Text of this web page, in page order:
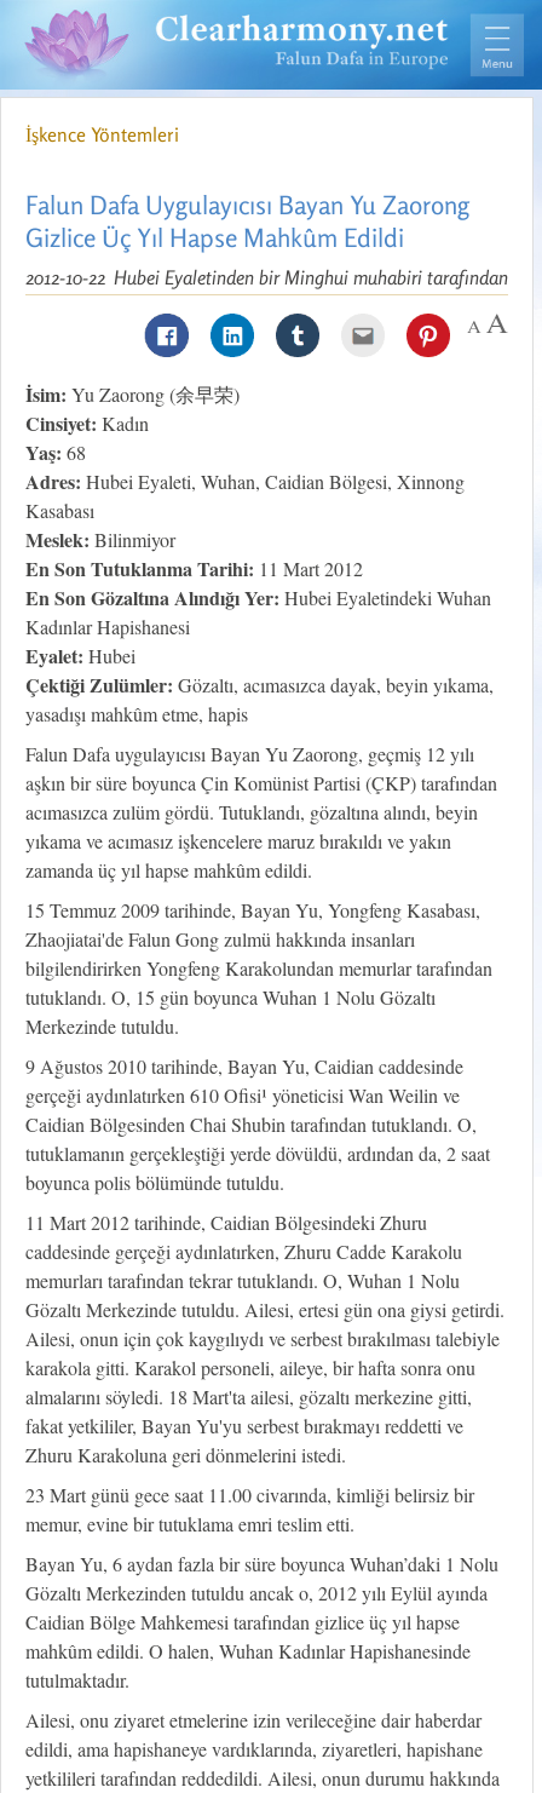
İşkence Yöntemleri
Falun Dafa Uygulayıcısı Bayan Yu Zaorong
Gizlice Üç Yıl Hapse Mahkûm Edildi
Hubei Eyaletinden bir Minghui muhabiri tarafından
2012-10-22
İsim: Yu Zaorong (余早荣)
Cinsiyet: Kadın
Yaş: 68
Adres: Hubei Eyaleti, Wuhan, Caidian Bölgesi, Xinnong
Kasabası
Meslek: Bilinmiyor
En Son Tutuklanma Tarihi: 11 Mart 2012
En Son Gözaltına Alındığı Yer: Hubei Eyaletindeki Wuhan
Kadınlar Hapishanesi
Eyalet: Hubei
Çektiği Zulümler: Gözaltı, acımasızca dayak, beyin yıkama,
yasadışı mahkûm etme, hapis
Falun Dafa uygulayıcısı Bayan Yu Zaorong, geçmiş 12 yılı
aşkın bir süre boyunca Çin Komünist Partisi (ÇKP) tarafından
acımasızca zulüm gördü. Tutuklandı, gözaltına alındı, beyin
yıkama ve acımasız işkencelere maruz bırakıldı ve yakın
zamanda üç yıl hapse mahkûm edildi.
15 Temmuz 2009 tarihinde, Bayan Yu, Yongfeng Kasabası,
Zhaojiatai'de Falun Gong zulmü hakkında insanları
bilgilendirirken Yongfeng Karakolundan memurlar tarafından
tutuklandı. O, 15 gün boyunca Wuhan 1 Nolu Gözaltı
Merkezinde tutuldu.
9 Ağustos 2010 tarihinde, Bayan Yu, Caidian caddesinde
gerçeği aydınlatırken 610 Ofisi¹ yöneticisi Wan Weilin ve
Caidian Bölgesinden Chai Shubin tarafından tutuklandı. O,
tutuklamanın gerçekleştiği yerde dövüldü, ardından da, 2 saat
boyunca polis bölümünde tutuldu.
11 Mart 2012 tarihinde, Caidian Bölgesindeki Zhuru
caddesinde gerçeği aydınlatırken, Zhuru Cadde Karakolu
memurları tarafından tekrar tutuklandı. O, Wuhan 1 Nolu
Gözaltı Merkezinde tutuldu. Ailesi, ertesi gün ona giysi getirdi.
Ailesi, onun için çok kaygılıydı ve serbest bırakılması talebiyle
karakola gitti. Karakol personeli, aileye, bir hafta sonra onu
almalarını söyledi. 18 Mart'ta ailesi, gözaltı merkezine gitti,
fakat yetkililer, Bayan Yu'yu serbest bırakmayı reddetti ve
Zhuru Karakoluna geri dönmelerini istedi.
23 Mart günü gece saat 11.00 civarında, kimliği belirsiz bir
memur, evine bir tutuklama emri teslim etti.
Bayan Yu, 6 aydan fazla bir süre boyunca Wuhan’daki 1 Nolu
Gözaltı Merkezinden tutuldu ancak o, 2012 yılı Eylül ayında
Caidian Bölge Mahkemesi tarafından gizlice üç yıl hapse
mahkûm edildi. O halen, Wuhan Kadınlar Hapishanesinde
tutulmaktadır.
Ailesi, onu ziyaret etmelerine izin verileceğine dair haberdar
edildi, ama hapishaneye vardıklarında, ziyaretleri, hapishane
yetkilileri tarafından reddedildi. Ailesi, onun durumu hakkında